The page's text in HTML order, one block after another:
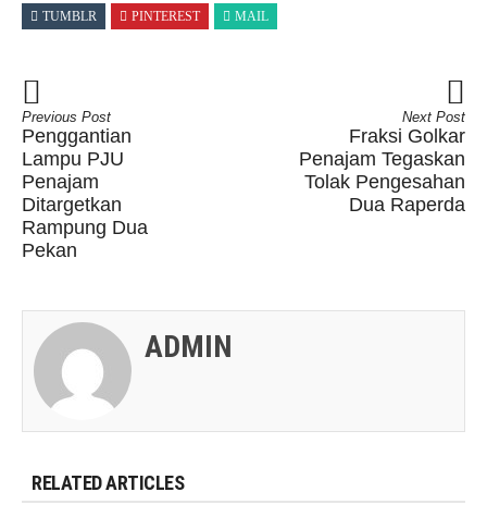
TUMBLR
PINTEREST MAIL
Previous Post
Penggantian
Lampu PJU
Penajam
Ditargetkan
Rampung Dua
Pekan
Next Post
Fraksi Golkar
Penajam Tegaskan
Tolak Pengesahan
Dua Raperda
ADMIN
RELATED ARTICLES